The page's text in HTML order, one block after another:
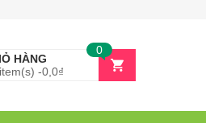
HÀNG
-0,0₫
0